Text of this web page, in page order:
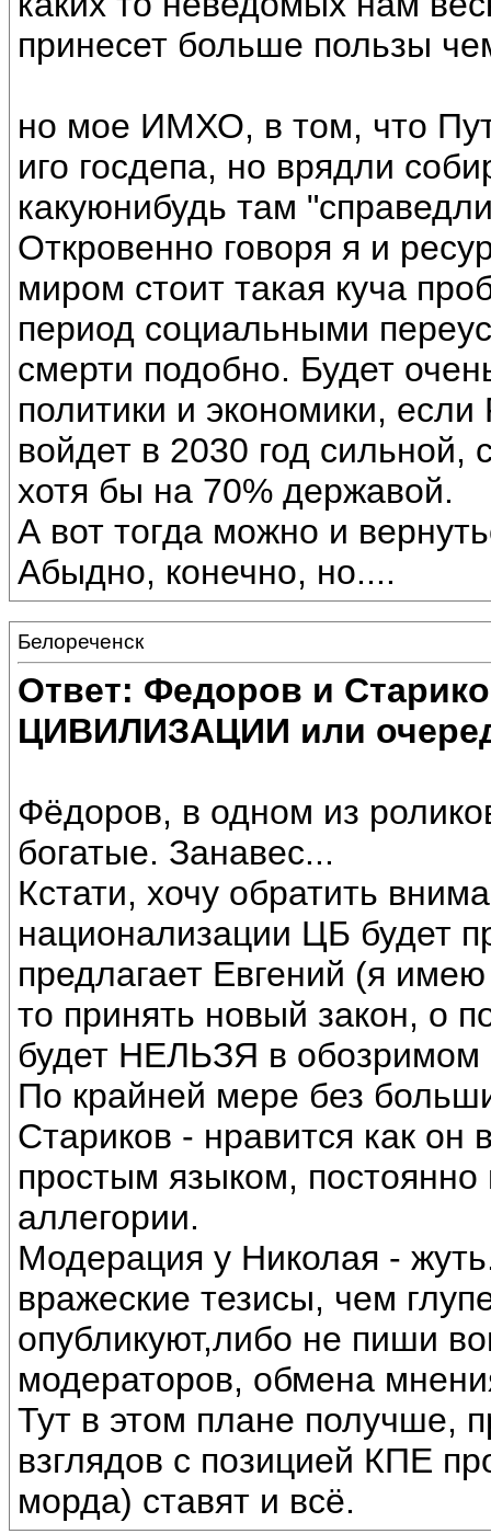
принесет больше пользы
но мое ИМХО, в том, что
иго госдепа, но врядли
какуюнибудь там
Откровенно говоря я и
миром стоит такая куча
период социальными
смерти подобно. Будет
политики и экономики,
войдет в 2030 год сильной,
хотя бы на 70% державой.
А вот тогда можно и
Абыдно, конечно, но....
Белореченск
Ответ: Федоров и
ЦИВИЛИЗАЦИИ или
Фёдоров, в одном из
богатые. Занавес...
Кстати, хочу обратить
национализации ЦБ будет
предлагает Евгений (я
то принять новый закон, о
будет НЕЛЬЗЯ в
По крайней мере без
Стариков - нравится как он
простым языком,
аллегории.
Модерация у Николая -
вражеские тезисы, чем
опубликуют,либо не пиши
модераторов, обмена
Тут в этом плане получше,
взглядов с позицией КПЕ
морда) ставят и всё.